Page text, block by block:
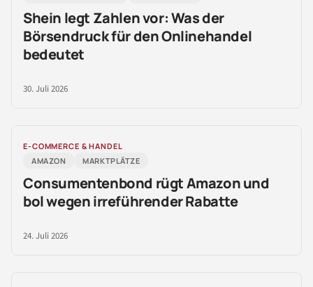
Shein legt Zahlen vor: Was der
Börsendruck für den Onlinehandel
bedeutet
30. Juli 2026
E-COMMERCE & HANDEL
AMAZON
MARKTPLÄTZE
Consumentenbond rügt Amazon und
bol wegen irreführender Rabatte
24. Juli 2026